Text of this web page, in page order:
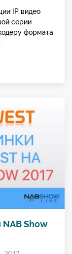
IP видео
серии
формата
Show